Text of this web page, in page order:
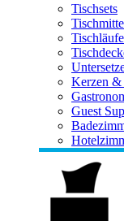
Tischsets
Kerzen &
Guest